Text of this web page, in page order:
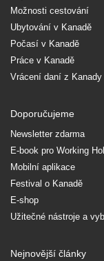
Možnosti cestování
Ubytování v Kanadě
Počasí v Kanadě
Práce v Kanadě
Vrácení daní z Kanady
Doporučujeme
Newsletter zdarma
E-book pro Working
Mobilní aplikace
Festival o Kanadě
E-shop
Užitečné nástroje a
Nejnovější články